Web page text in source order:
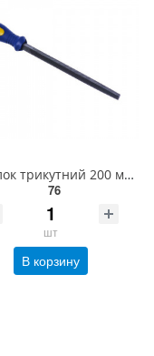
Напилок трикутний 200 мм СТАНДАРТ TSF0200
76
шт
В корзину